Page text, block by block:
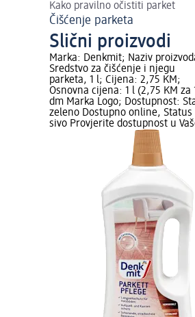
Kako pravilno očistiti parket
Čišćenje parketa
Slični proizvodi
Marka: Denkmit; Naziv
Sredstvo za čišćenje i njegu
parketa, 1 l; Cijena: 2,75 KM;
Osnovna cijena: 1 l (2,75 KM za
dm Marka Logo; Dostupnost:
zeleno Dostupno online, Status
sivo Provjerite dostupnost u